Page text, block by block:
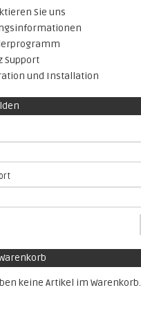
Sie uns
Support
und Installation
keine Artikel im Warenkorb.